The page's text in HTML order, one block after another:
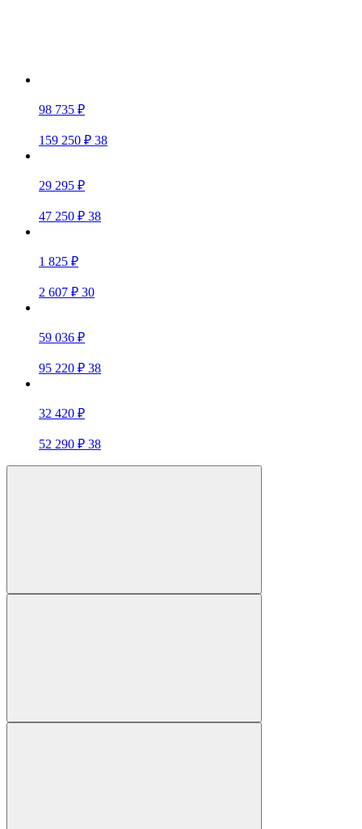
98 735 ₽
159 250 ₽ 38
29 295 ₽
47 250 ₽ 38
1 825 ₽
2 607 ₽ 30
59 036 ₽
95 220 ₽ 38
32 420 ₽
52 290 ₽ 38